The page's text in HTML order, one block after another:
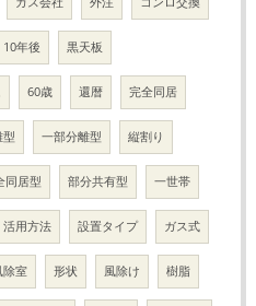
10年後 黒天板
60歳 還暦 完全同居
型 一部分離型 縦割り
同居型 部分共有型 一世帯
活用方法 設置タイプ ガス式
除室 形状 風除け 樹脂